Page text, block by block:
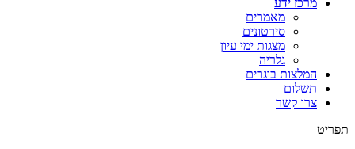
מרכז ידע
מאמרים
סירטונים
מצגות ימי עיון
גלריה
המלצות בוגרים
תשלום
צרו קשר
תפריט